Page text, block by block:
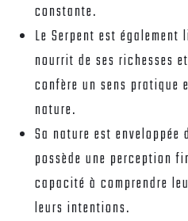
constante.
Le Serpent est
nourrit de ses richesses
confère un sens pratique
nature.
Sa nature est
possède une perception
capacité à comprendre
leurs intentions.